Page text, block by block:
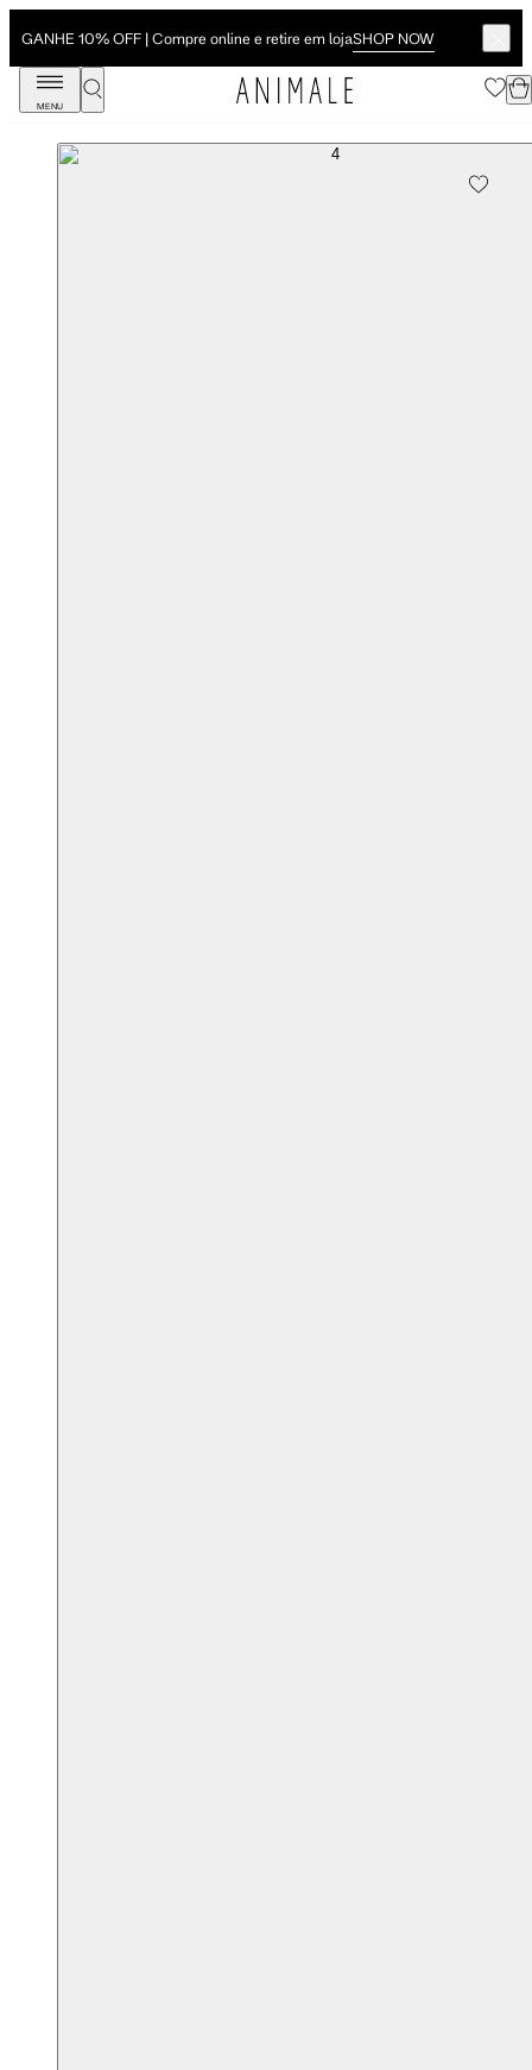
GANHE 10% OFF | Compre online e retire em lojaSHOP NOW
MENU